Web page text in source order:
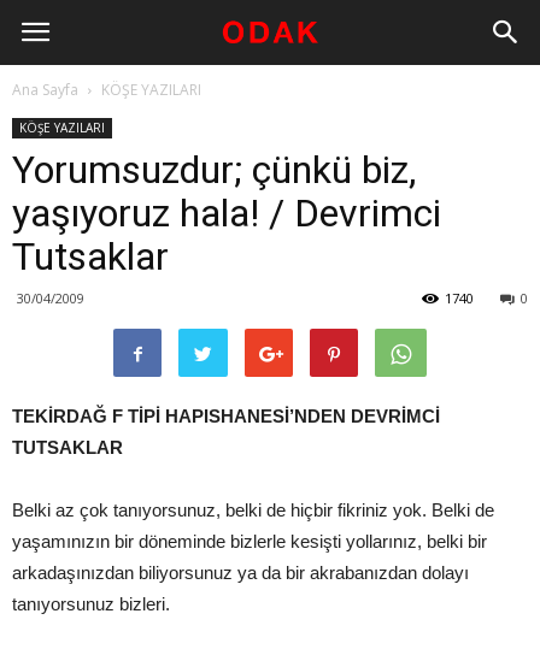
Ana Sayfa KÖŞE YAZILARI
KÖŞE YAZILARI
Yorumsuzdur; çünkü biz,
yaşıyoruz hala! / Devrimci
Tutsaklar
30/04/2009 0
1740
TEKİRDAĞ F TİPİ HAPISHANESİ’NDEN DEVRİMCİ
TUTSAKLAR
Belki az çok tanıyorsunuz, belki de hiçbir fikriniz yok. Belki de
yaşamınızın bir döneminde bizlerle kesişti yollarınız, belki bir
arkadaşınızdan biliyorsunuz ya da bir akrabanızdan dolayı
tanıyorsunuz bizleri.